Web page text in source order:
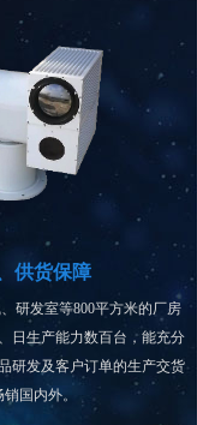
研发室等800平方米的厂房
日生产能力数百台，能充分
研发及客户订单的生产交货
国内外。
供货保障